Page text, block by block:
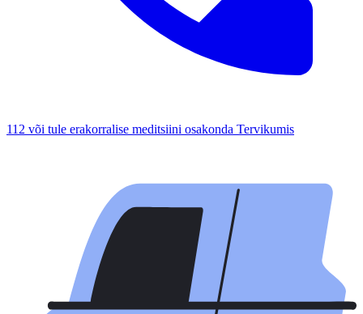
112 või tule erakorralise meditsiini osakonda Tervikumis